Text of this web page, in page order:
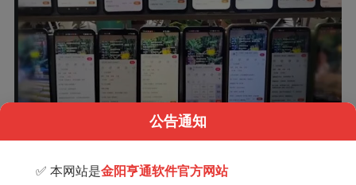
四、微信风控拦截的本质：不是垄断，是生态
公告通知
✅ 本网站是金阳亨通软件官方网站